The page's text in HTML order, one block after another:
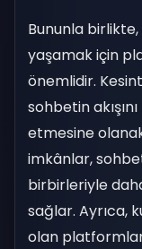
Bununla
yaşamak için
önemlidir.
sohbetin
etmesine
imkânlar,
birbirleriyle
sağlar. Ayrıca,
olan